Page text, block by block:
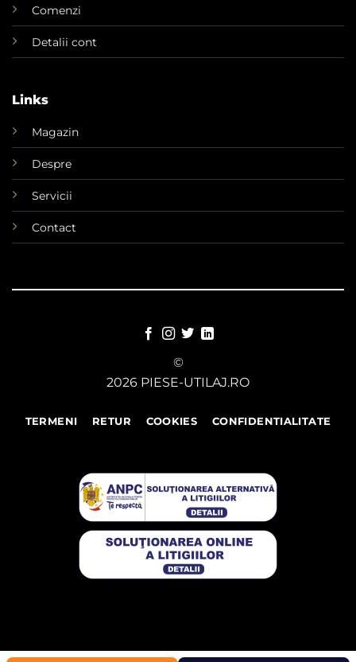
Comenzi
Detalii cont
Links
Magazin
Despre
Servicii
Contact
©
2026 PIESE-UTILAJ.RO
TERMENI RETUR COOKIES CONFIDENTIALITATE